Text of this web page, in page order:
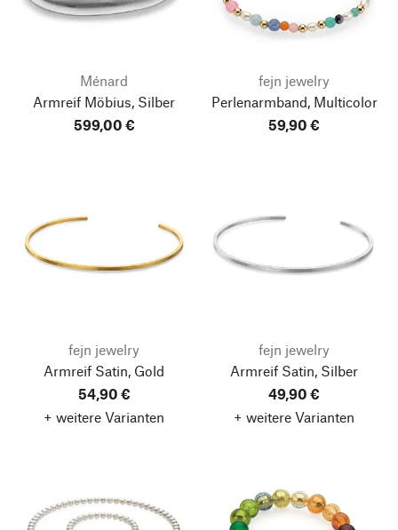
Ménard
Armreif Möbius, Silber
599,00 €
fejn jewelry
Perlenarmband, Multicolor
59,90 €
fejn jewelry
Armreif Satin, Gold
54,90 €
+ weitere Varianten
fejn jewelry
Armreif Satin, Silber
49,90 €
+ weitere Varianten